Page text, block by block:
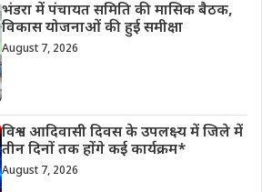
भंडरा में पंचायत समिति की मासिक बैठक,
विकास योजनाओं की हुई समीक्षा
August 7, 2026
विश्व आदिवासी दिवस के उपलक्ष्य में जिले में
तीन दिनों तक होंगे कई कार्यक्रम*
August 7, 2026